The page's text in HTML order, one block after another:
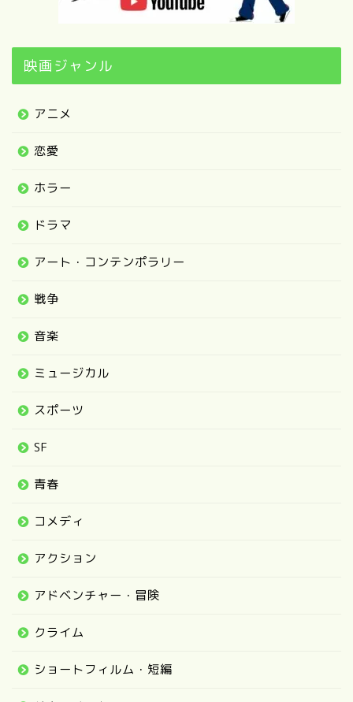
映画ジャンル
アニメ
恋愛
ホラー
ドラマ
アート・コンテンポラリー
戦争
音楽
ミュージカル
スポーツ
SF
青春
コメディ
アクション
アドベンチャー・冒険
クライム
ショートフィルム・短編